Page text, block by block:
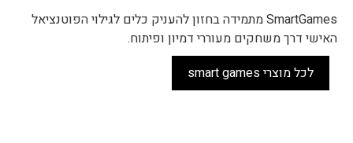
SmartGames מתמידה בחזון להעניק כלים לגילוי הפוטנציאל
האישי דרך משחקים מעוררי דמיון ופיתוח.
לכל מוצרי smart games